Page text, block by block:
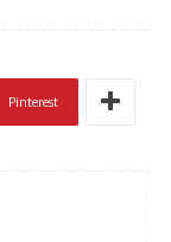
Pinterest